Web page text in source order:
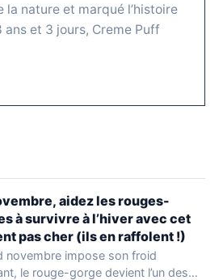
la nature et marqué l’histoire
ans et 3 jours, Creme Puff
aidez les rouges-
à survivre à l’hiver avec cet
pas cher (ils en raffolent !)
novembre impose son froid
le rouge-gorge devient l’un des